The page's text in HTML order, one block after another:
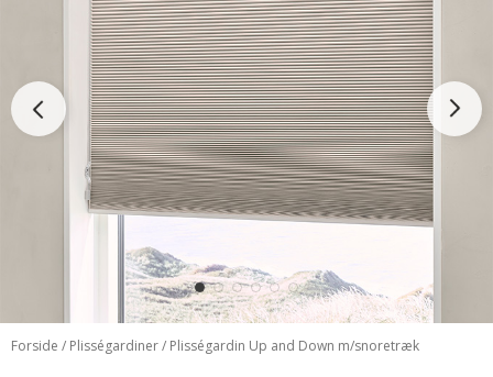
Forside / Plisségardiner/ Plisségardin Up and Down m/snoretræk